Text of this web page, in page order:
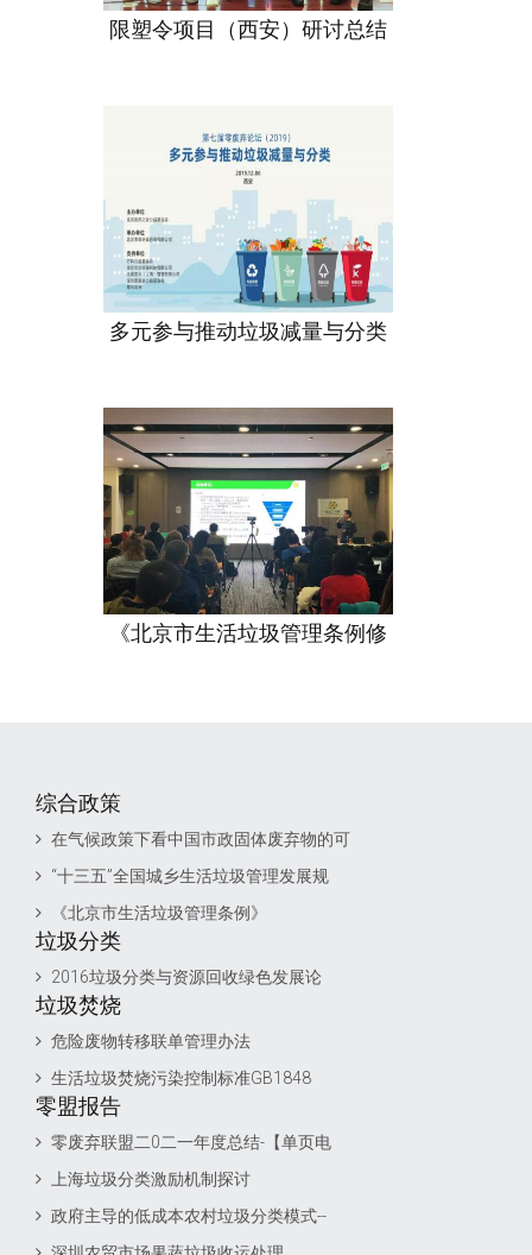
限塑令项目（西安）研讨总结
多元参与推动垃圾减量与分类
《北京市生活垃圾管理条例修
综合政策
在气候政策下看中国市政固体废弃物的可
“十三五”全国城乡生活垃圾管理发展规
《北京市生活垃圾管理条例》
垃圾分类
2016垃圾分类与资源回收绿色发展论
垃圾焚烧
危险废物转移联单管理办法
生活垃圾焚烧污染控制标准GB1848
零盟报告
零废弃联盟二0二一年度总结-【单页电
上海垃圾分类激励机制探讨
政府主导的低成本农村垃圾分类模式--